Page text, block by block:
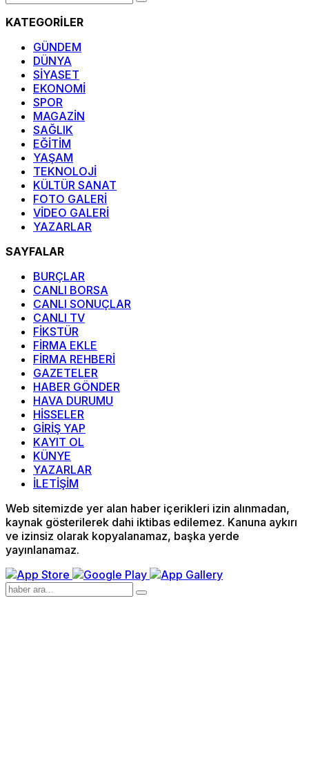
KATEGORİLER
GÜNDEM
DÜNYA
SİYASET
EKONOMİ
SPOR
MAGAZİN
SAĞLIK
EĞİTİM
YAŞAM
TEKNOLOJİ
KÜLTÜR SANAT
FOTO GALERİ
VİDEO GALERİ
YAZARLAR
SAYFALAR
BURÇLAR
CANLI BORSA
CANLI SONUÇLAR
CANLI TV
FİKSTÜR
FİRMA EKLE
FİRMA REHBERİ
GAZETELER
HABER GÖNDER
HAVA DURUMU
HİSSELER
GİRİŞ YAP
KAYIT OL
KÜNYE
YAZARLAR
İLETİŞİM
Web sitemizde yer alan haber içerikleri izin alınmadan,
kaynak gösterilerek dahi iktibas edilemez. Kanuna aykırı
ve izinsiz olarak kopyalanamaz, başka yerde
yayınlanamaz.